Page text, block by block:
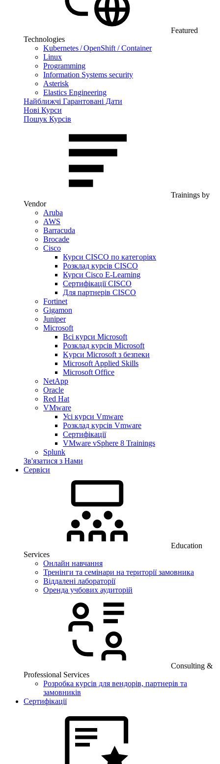
Featured
Technologies
Kubernetes / OpenShift / Container
Linux
Programming
Information Systems security
Asterisk
Elastics Engineering
Найближчі Гарантовані Дати
Нові Курси
Пошук Курсів
Trainings by
Vendor
Aruba
AWS
Barracuda
Brocade
Cisco
Курси CISCO по категоріях
Розклад курсів CISCO
Курси Cisco E-Learning
Сертифікації CISCO
Для партнерів CISCO
Fortinet
Gigamon
Juniper
Microsoft
Всі курси Microsoft
Розклад курсів Microsoft
Kyрси Microsoft з безпеки
Microsoft Applied Skills
Microsoft Office
NetApp
Oracle
Red Hat
VMware
Усі курси Vmware
Розклад курсів Vmware
Сертифікації
VMware vSphere 8 Trainings
Splunk
Зв'язатися з Нами
Сервіси
Education
Services
Онлайн навчання
Тренінги та семінари на території замовника
Віддалені лабораторії
Оренда учбових аудиторій
Consulting &
Professional Services
Розробка курсів для вендорів, партнерів та
замовників
Сертифікації